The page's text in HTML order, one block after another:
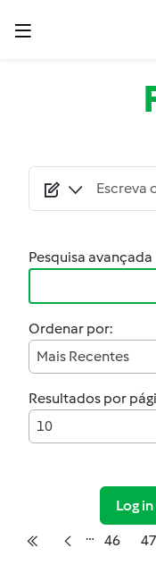
Passar para o conteúdo
Pesquisa avançada
Ordenar por:
Mais Recentes
Resultados por
10
Log in
Pagination
Primeira página
Página anterior
… Página
46 47